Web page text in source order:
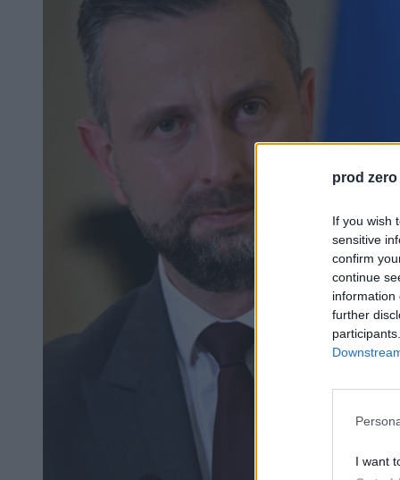
prod zero
If you wish
sensitive
confirm
continue
information
further
I want